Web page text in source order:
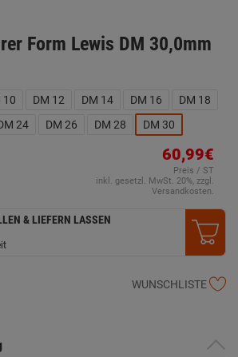
Form Lewis DM 30,0mm
10 DM 12 DM 14 DM 16
DM 18
24 DM 26 DM 28 DM 30
60,99€
Preis / ST
inkl. gesetzl. MwSt. 20%, zzgl.
Versandkosten.
& LIEFERN LASSEN
WUNSCHLISTE